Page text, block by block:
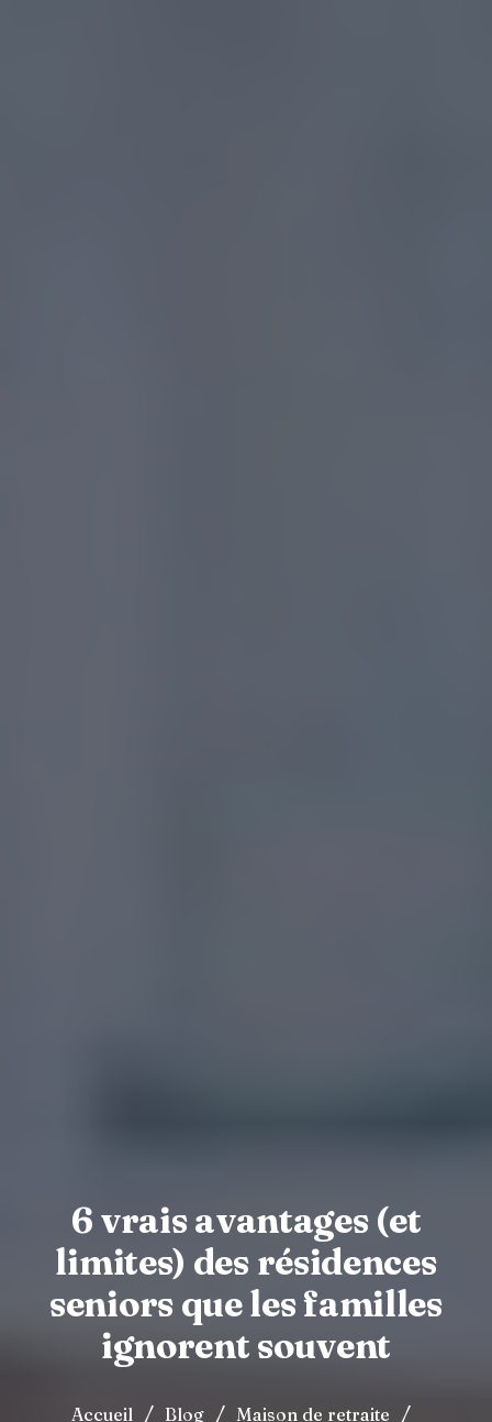
6 vrais avantages (et
limites) des résidences
seniors que les familles
ignorent souvent
Accueil / Blog / Maison de retraite /